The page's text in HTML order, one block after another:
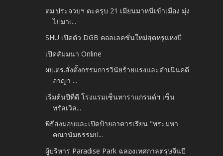
ตม.ประจวบฯ ตะครุบ 21 เมียนมาหนีเข้าเมือง มุ่ง
ไปมาเ...
SHU เปิดตัว DGB คอลเลคชั่นใหม่สุดหรูแห่งปี
เปิดสัมมนา Online
ผบ.ตร.สั่งตั้งกรรมการวินัยร้ายแรงและดำเนินคดี
อาญา ...
เริ่มต้นปีที่ดี โรงแรมเซ็นทาราแกรนด์ฯ เซ็น
ทรัลเวิล...
พิธีส่งมอบและเปิดป้ายอาคารเรียน "พระมหา
คณานัมธรรมป...
ผู้บริหาร Paradise Park ฉลองเทศกาลตรุษจีนปี